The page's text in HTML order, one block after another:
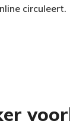
circuleert.